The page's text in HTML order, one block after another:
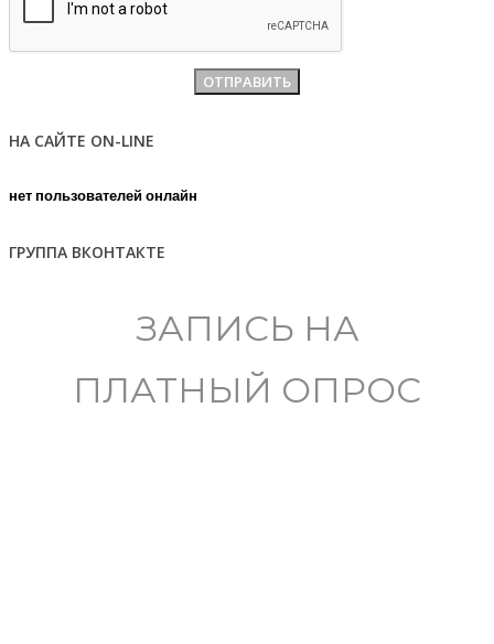
НА САЙТЕ ON-LINE
нет пользователей онлайн
ГРУППА ВКОНТАКТЕ
ЗАПИСЬ НА
ПЛАТНЫЙ ОПРОС